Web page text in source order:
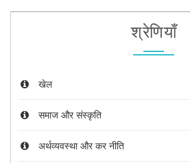
श्रेणियाँ
खेल
समाज और संस्कृति
अर्थव्यवस्था और कर नीति